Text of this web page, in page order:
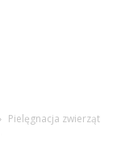
Pielęgnacja zwierząt